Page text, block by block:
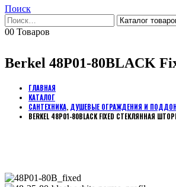
Поиск
00 Товаров
Berkel 48P01-80BLACK
ГЛАВНАЯ
КАТАЛОГ
САНТЕХНИКА, ДУШЕВЫЕ ОГРАЖДЕНИЯ И
BERKEL 48P01-80BLACK FIXED СТЕКЛЯННАЯ